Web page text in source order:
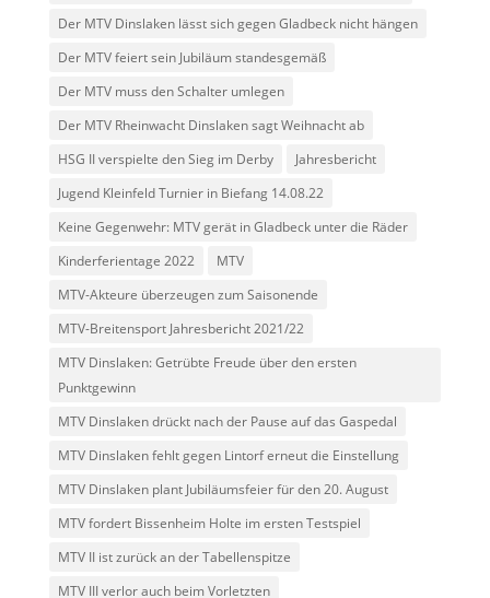
Der MTV Dinslaken lässt sich gegen Gladbeck nicht hängen
Der MTV feiert sein Jubiläum standesgemäß
Der MTV muss den Schalter umlegen
Der MTV Rheinwacht Dinslaken sagt Weihnacht ab
HSG II verspielte den Sieg im Derby
Jahresbericht
Jugend Kleinfeld Turnier in Biefang 14.08.22
Keine Gegenwehr: MTV gerät in Gladbeck unter die Räder
Kinderferientage 2022
MTV
MTV-Akteure überzeugen zum Saisonende
MTV-Breitensport Jahresbericht 2021/22
MTV Dinslaken: Getrübte Freude über den ersten
Punktgewinn
MTV Dinslaken drückt nach der Pause auf das Gaspedal
MTV Dinslaken fehlt gegen Lintorf erneut die Einstellung
MTV Dinslaken plant Jubiläumsfeier für den 20. August
MTV fordert Bissenheim Holte im ersten Testspiel
MTV II ist zurück an der Tabellenspitze
MTV III verlor auch beim Vorletzten